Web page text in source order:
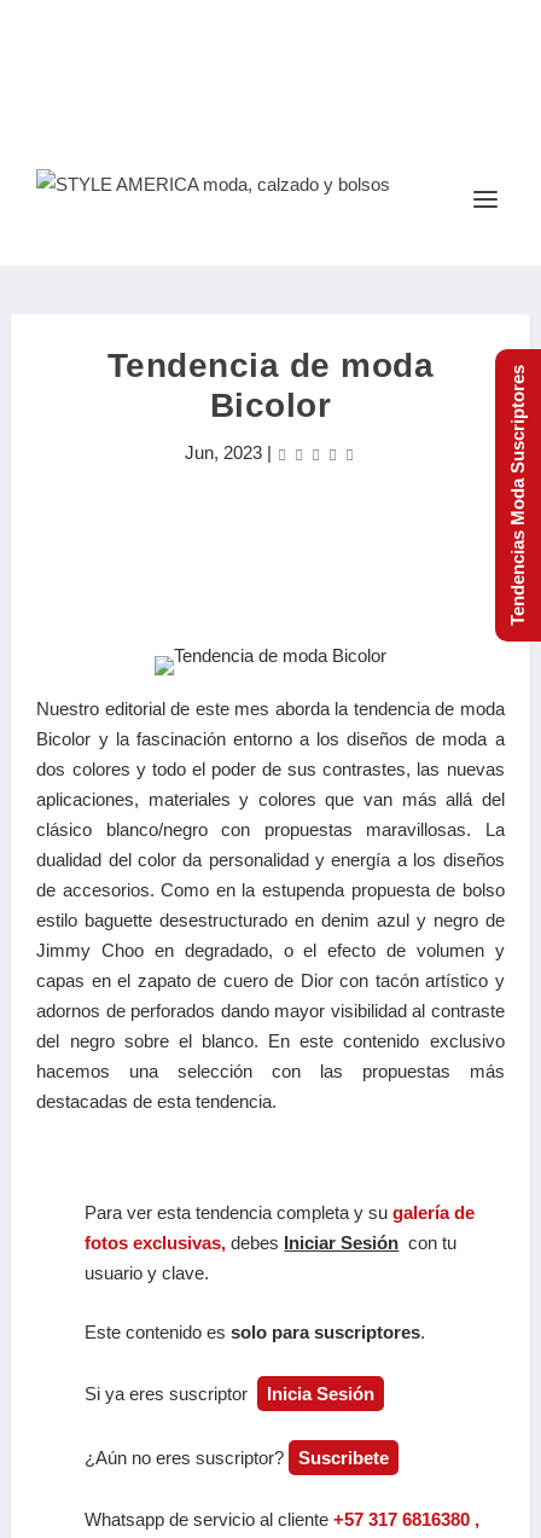
Tendencia de moda
Bicolor
Jun, 2023|
Nuestro editorial de este mes aborda la tendencia de moda
Bicolor y la fascinación entorno a los diseños de moda a
dos colores y todo el poder de sus contrastes, las nuevas
aplicaciones, materiales y colores que van más allá del
clásico blanco/negro con propuestas maravillosas. La
dualidad del color da personalidad y energía a los diseños
de accesorios. Como en la estupenda propuesta de bolso
estilo baguette desestructurado en denim azul y negro de
Jimmy Choo en degradado, o el efecto de volumen y
capas en el zapato de cuero de Dior con tacón artístico y
adornos de perforados dando mayor visibilidad al contraste
del negro sobre el blanco. En este contenido exclusivo
hacemos una selección con las propuestas más
destacadas de esta tendencia.
Para ver esta tendencia completa y su galería de
fotos exclusivas,debes Iniciar Sesión con tu
usuario y clave.
Este contenido essolo para suscriptores.
Si ya eres suscriptor Inicia Sesión
¿Aún no eres suscriptor? Suscribete
Whatsapp de servicio al cliente+57 317 6816380 ,
Tendencias Moda Suscriptores